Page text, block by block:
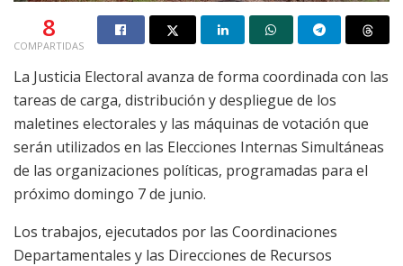
8
COMPARTIDAS
La Justicia Electoral avanza de forma coordinada con las
tareas de carga, distribución y despliegue de los
maletines electorales y las máquinas de votación que
serán utilizados en las Elecciones Internas Simultáneas
de las organizaciones políticas, programadas para el
próximo domingo 7 de junio.
Los trabajos, ejecutados por las Coordinaciones
Departamentales y las Direcciones de Recursos